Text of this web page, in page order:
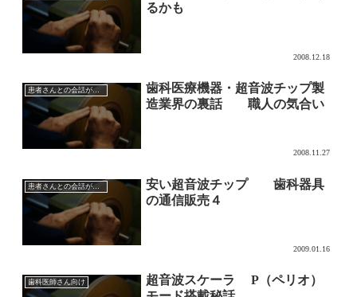
るかも
2008.12.18
患者さんとの会話が膨らむ歯科医療機器業界の裏話
歯科医療機器・超音波チップ製
造業界の裏話 職人の気合い
2008.11.27
患者さんとの会話が膨らむ歯科医療機器業界の裏話
安い超音波チップ 歯科器具
の通信販売４
2009.01.16
歯科医師さん向け
超音波スケーラ P（ペリオ）